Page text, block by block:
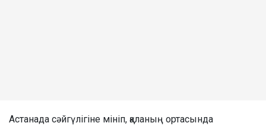
Астанада сәйгүлігіне мініп, қаланың ортасында